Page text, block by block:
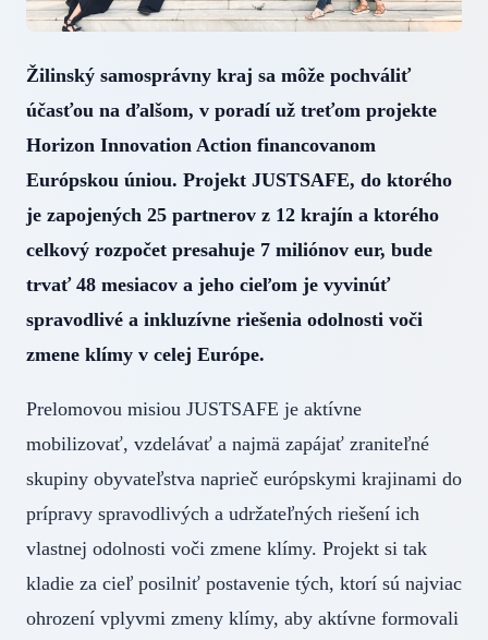
Žilinský samosprávny kraj sa môže pochváliť
účasťou na ďalšom, v poradí už treťom projekte
Horizon Innovation Action financovanom
Európskou úniou. Projekt JUSTSAFE, do ktorého
je zapojených 25 partnerov z 12 krajín a ktorého
celkový rozpočet presahuje 7 miliónov eur, bude
trvať 48 mesiacov a jeho cieľom je vyvinúť
spravodlivé a inkluzívne riešenia odolnosti voči
zmene klímy v celej Európe.
Prelomovou misiou JUSTSAFE je aktívne
mobilizovať, vzdelávať a najmä zapájať zraniteľné
skupiny obyvateľstva naprieč európskymi krajinami do
prípravy spravodlivých a udržateľných riešení ich
vlastnej odolnosti voči zmene klímy. Projekt si tak
kladie za cieľ posilniť postavenie tých, ktorí sú najviac
ohrození vplyvmi zmeny klímy, aby aktívne formovali